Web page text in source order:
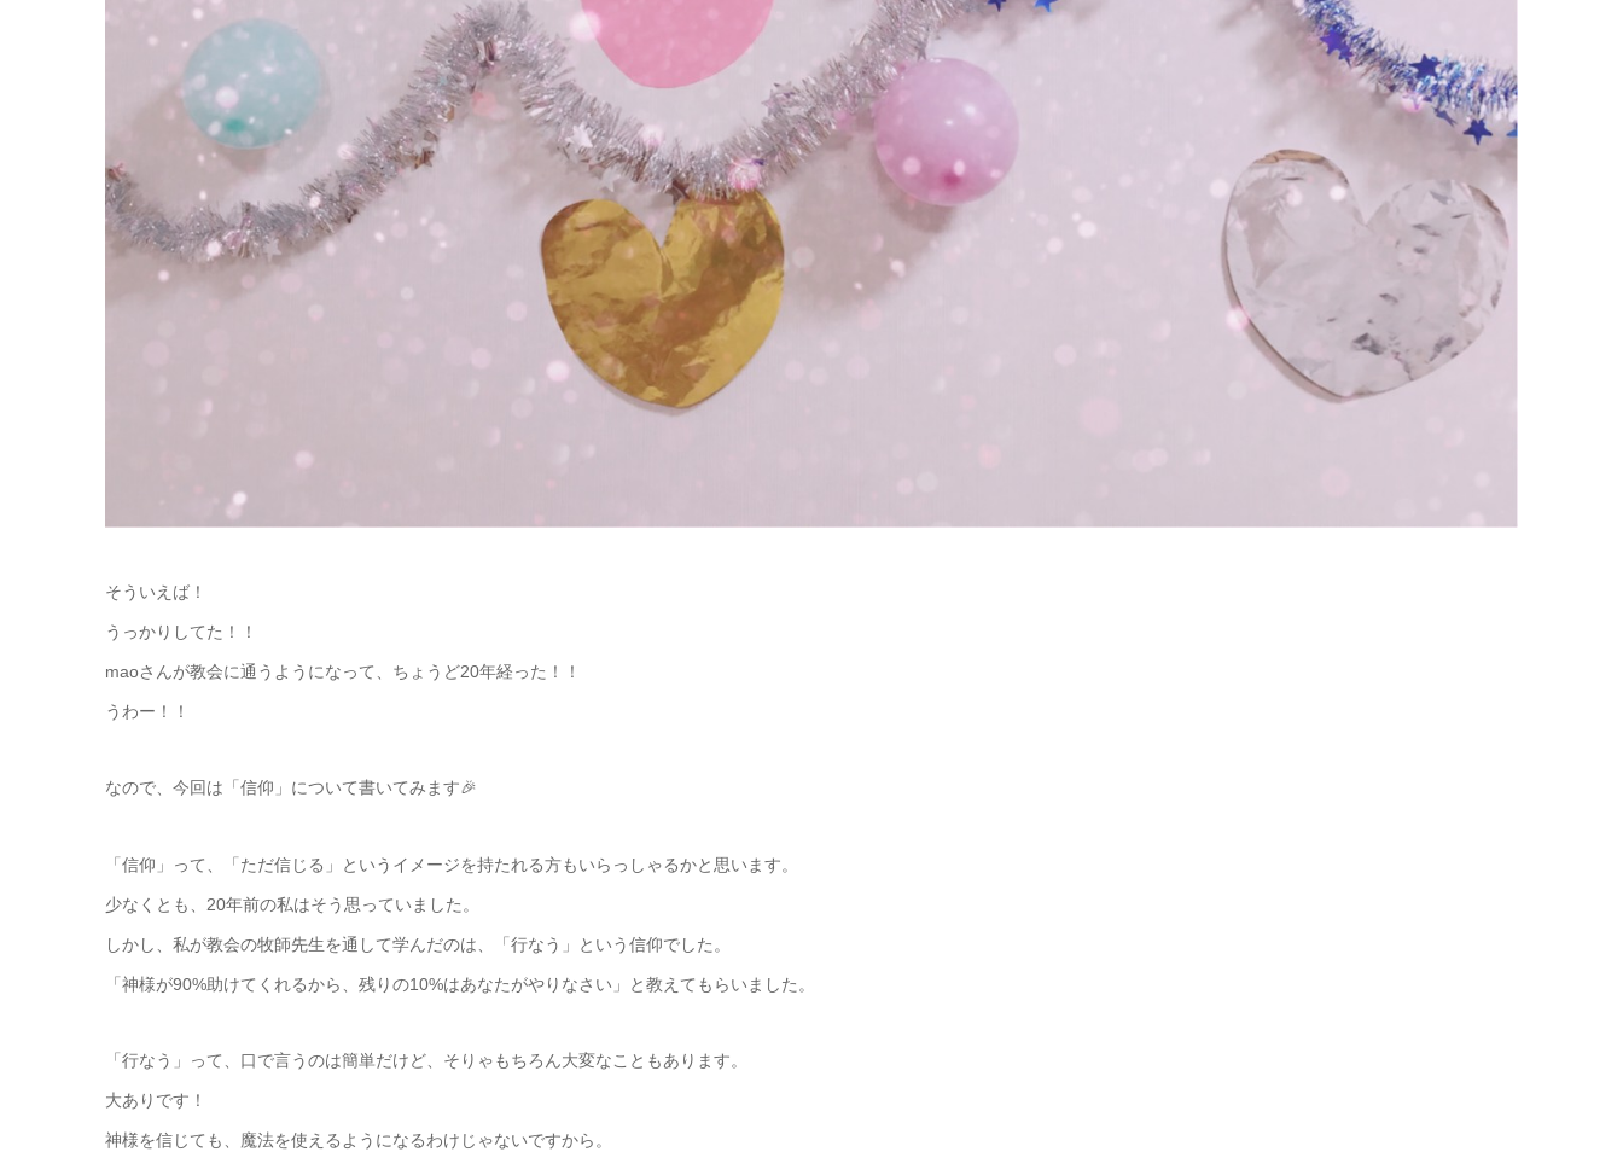
そういえば！
うっかりしてた！！
maoさんが教会に通うようになって、ちょうど20年経った！！
うわー！！
なので、今回は「信仰」について書いてみます🎉
「信仰」って、「ただ信じる」というイメージを持たれる方もいらっしゃるかと思います。
少なくとも、20年前の私はそう思っていました。
しかし、私が教会の牧師先生を通して学んだのは、「行なう」という信仰でした。
「神様が90%助けてくれるから、残りの10%はあなたがやりなさい」と教えてもらいました。
「行なう」って、口で言うのは簡単だけど、そりゃもちろん大変なこともあります。
大ありです！
神様を信じても、魔法を使えるようになるわけじゃないですから。